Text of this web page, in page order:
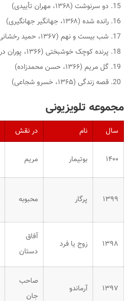
دو سرنوشت (۱۳۶۸، مهران تأییدی)
رانده شده (۱۳۶۸، جهانگیر جهانگیری)
شب بیست و نهم (۱۳۶۷، حمید رخشانی)
پرنده کوچک خوشبختی (۱۳۶۶، پوران درخشنده)
گل مریم (۱۳۶۶، حسن محمدزاده)
قصه زندگی (۱۳۶۵، خسرو شجاعی)
مجموعه تلویزیونی
سال نام در نقش
۱۴۰۰ بوتیمار مریم
۱۳۹۹ پرگار محبوبه
۱۳۹۸ زوج یا فرد
آفاق
دستان
۱۳۹۷ آرماندو
صاحب
جان